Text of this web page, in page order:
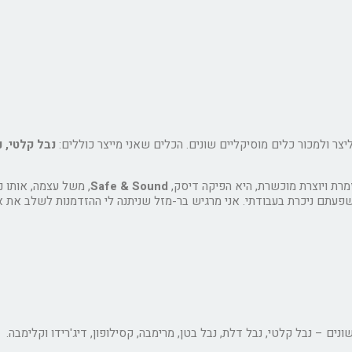
ולמכור כלים מוסיקליים שונים. הכלים שאני מייצר כוללים: נבל קלטי,
ויוצרת מוכשרת, היא הפיקה דיסק, Safe & Sound, משל עצמה, אותו
ניכרת בעבודתי. אני מרגיש בר-מזל שניתנה לי ההזדמנות לשלב את
– נבל קלטי, נבל דלת, נבל בטן, מרימבה, קסילופון, דיג'רידו וקלימבה.